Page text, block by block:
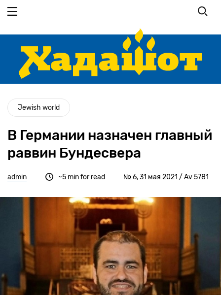
основному
Jewish world
В Германии назначен главный
раввин Бундесвера
admin № 6, 31 мая 2021 / Av 5781
~5 min for read